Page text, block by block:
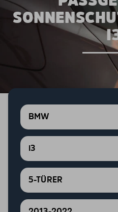
BMW
i3
5-TÜRER